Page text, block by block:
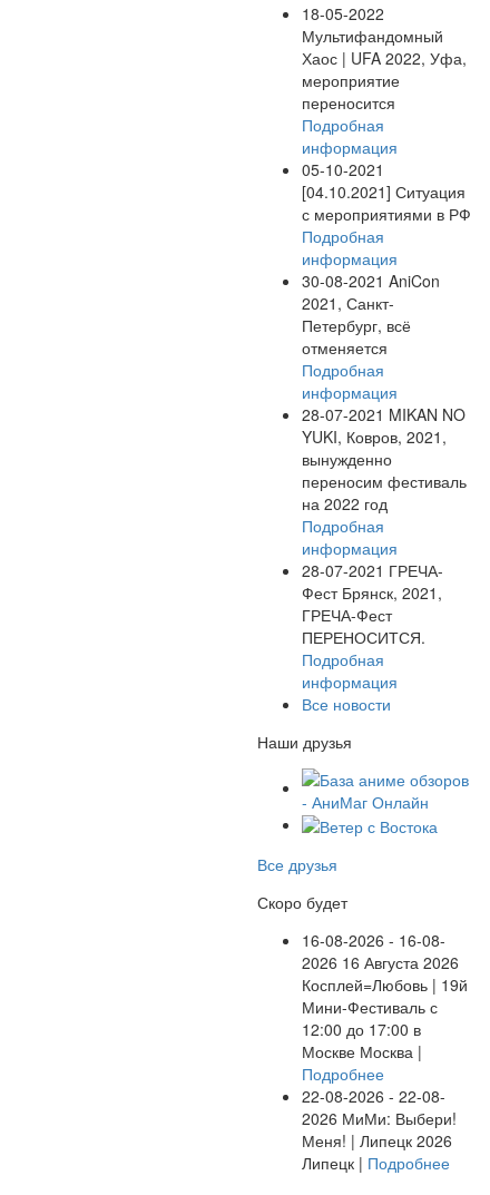
18-05-2022
Мультифандомный
Хаос | UFA 2022, Уфа,
мероприятие
переносится
Подробная
информация
05-10-2021
[04.10.2021] Ситуация
с мероприятиями в РФ
Подробная
информация
30-08-2021 AniCon
2021, Санкт-
Петербург, всё
отменяется
Подробная
информация
28-07-2021 MIKAN NO
YUKI, Ковров, 2021,
вынужденно
переносим фестиваль
на 2022 год
Подробная
информация
28-07-2021 ГРЕЧА-
Фест Брянск, 2021,
ГРЕЧА-Фест
ПЕРЕНОСИТСЯ.
Подробная
информация
Все новости
Наши друзья
Все друзья
Скоро будет
16-08-2026 - 16-08-
2026 16 Августа 2026
Косплей=Любовь | 19й
Мини-Фестиваль с
12:00 до 17:00 в
Москве Москва |
Подробнее
22-08-2026 - 22-08-
2026 МиМи: Выбери!
Меня! | Липецк 2026
Липецк | Подробнее